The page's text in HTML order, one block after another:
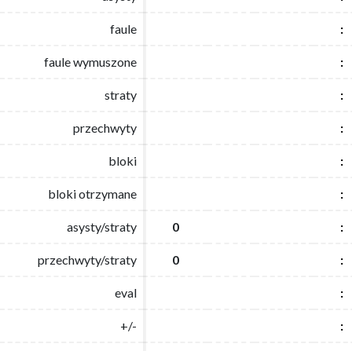
faule :
faule wymuszone :
straty :
przechwyty :
bloki :
bloki otrzymane :
asysty/straty 0 :
przechwyty/straty 0 :
eval :
+/- :
faule :
faule wymuszone :
straty :
przechwyty :
bloki :
bloki otrzymane :
asysty/straty 0 :
przechwyty/straty 0 :
eval :
+/- :